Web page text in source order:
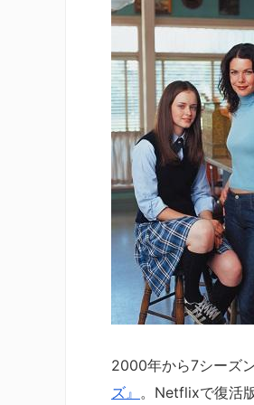
2000年から7シーズ
ズ』 。Netflixで復活